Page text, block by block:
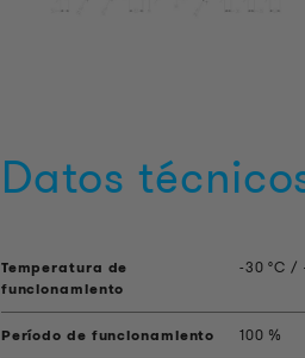
Datos
Temperatura de
funcionamiento
-30 °C /
Período de funcionamiento 100 %